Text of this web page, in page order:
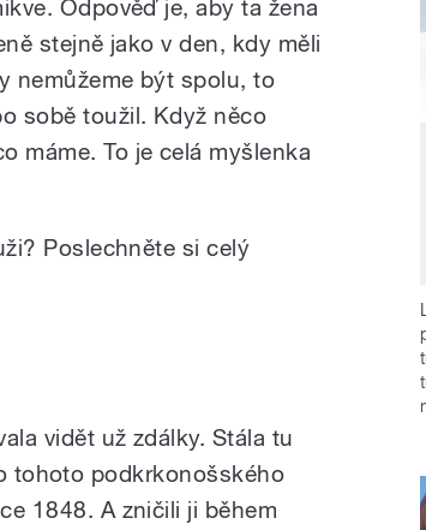
Odpověď je, aby ta žena
stejně jako v den, kdy měli
nemůžeme být spolu, to
sobě toužil. Když něco
máme. To je celá myšlenka
Poslechněte si celý
vidět už zdálky. Stála tu
tohoto podkrkonošského
1848. A zničili ji během